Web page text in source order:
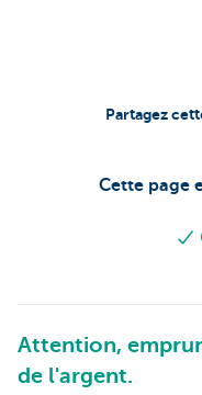
Cette page
Partagez
Attention,
de l'argent.